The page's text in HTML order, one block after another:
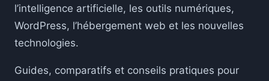
POUR
l’intelligence artificielle, les outils numériques,
WordPress, l’hébergement web et les nouvelles
technologies.
Guides, comparatifs et conseils pratiques pour